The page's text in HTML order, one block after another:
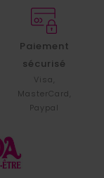
Paiement
sécurisé
Visa,
MasterCard,
Paypal